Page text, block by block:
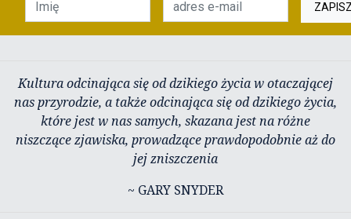
Kultura odcinająca się od dzikiego życia w otaczającej
nas przyrodzie, a także odcinająca się od dzikiego życia,
które jest w nas samych, skazana jest na różne
niszczące zjawiska, prowadzące prawdopodobnie aż do
jej zniszczenia
~ GARY SNYDER